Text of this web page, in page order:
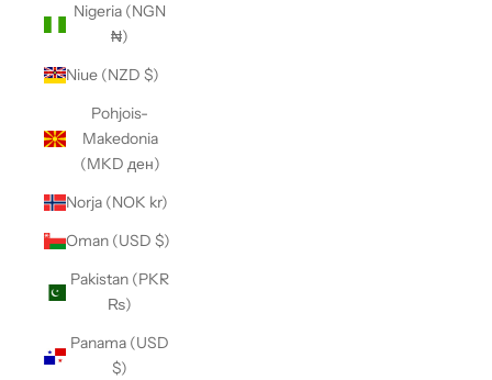
Nigeria (NGN
₦)
Niue (NZD $)
Pohjois-
Makedonia
(MKD ден)
Norja (NOK kr)
Oman (USD $)
Pakistan (PKR
₨)
Panama (USD
$)